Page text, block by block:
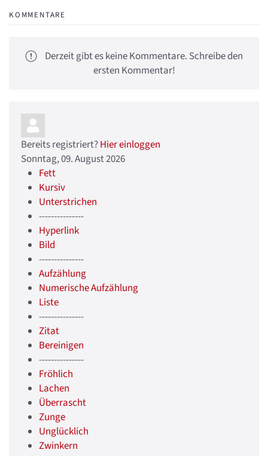
KOMMENTARE
Derzeit gibt es keine Kommentare. Schreibe den
ersten Kommentar!
Bereits registriert?Hier einloggen
Sonntag, 09. August 2026
Fett
Kursiv
Unterstrichen
---------------
Hyperlink
Bild
---------------
Aufzählung
Numerische Aufzählung
Liste
---------------
Zitat
Bereinigen
---------------
Fröhlich
Lachen
Überrascht
Zunge
Unglücklich
Zwinkern